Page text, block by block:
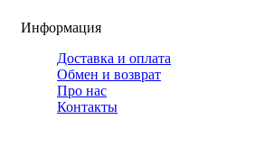
Информация
Доставка и оплата
Обмен и возврат
Про нас
Контакты